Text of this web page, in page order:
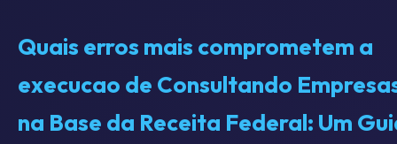
Quais erros mais comprometem a
execucao de Consultando
na Base da Receita Federal: Um